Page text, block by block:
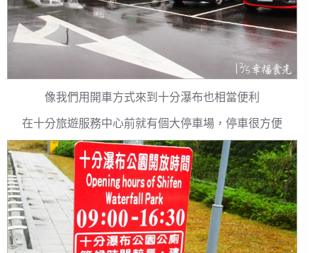
像我們用開車方式來到十分瀑布也相當便利
在十分旅遊服務中心前就有個大停車場，停車很方便